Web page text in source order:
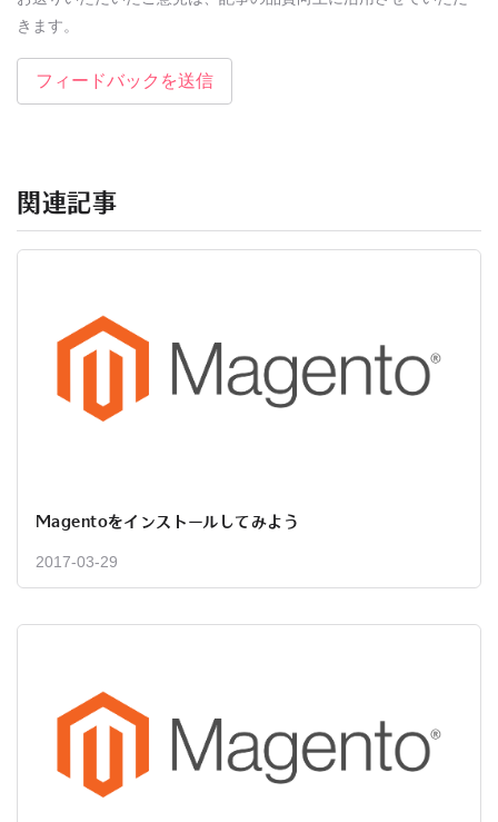
きます。
フィードバックを送信
関連記事
Magentoをインストールしてみよう
2017-03-29